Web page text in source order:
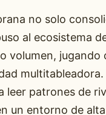
no solo
al ecosistema
volumen,
leer patrones de
un entorno de